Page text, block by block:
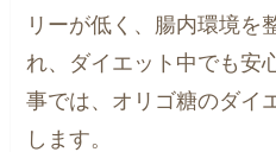
リーが低く、腸内環境を
れ、ダイエット中でも安
事では、オリゴ糖のダイ
します。